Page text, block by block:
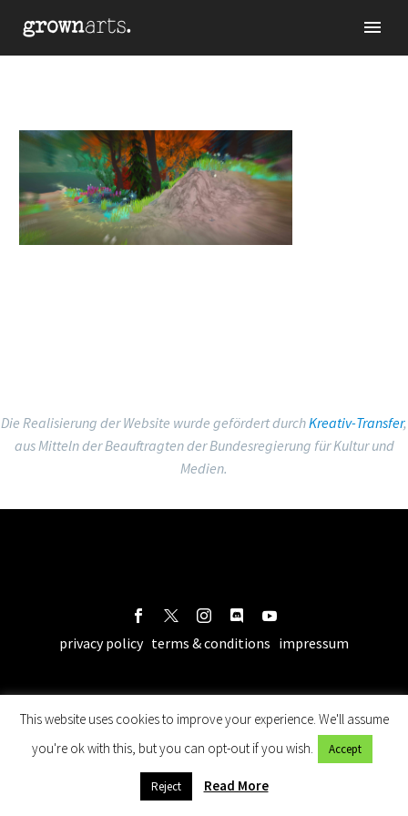
Die Realisierung der Website wurde gefördert durchKreativ-Transfer,
aus Mitteln der Beauftragten der Bundesregierung für Kultur und
Medien.
privacy policy terms & conditions impressum
This website uses cookies to improve your experience. We'll assume
you're ok with this, but you can opt-out if you wish.
Accept
Reject Read More